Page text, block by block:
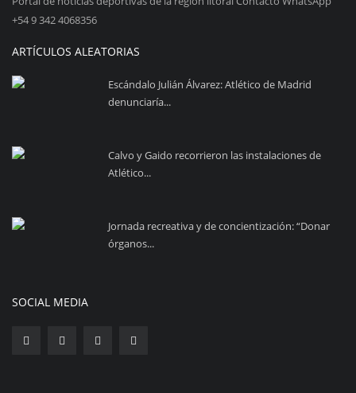
+54 9 342 4068356
ARTÍCULOS ALEATORIAS
Escándalo Julián Álvarez: Atlético de Madrid
denunciaría...
Calvo y Gaido recorrieron las instalaciones de
Atlético...
Jornada recreativa y de concientización: “Donar
órganos...
SOCIAL MEDIA